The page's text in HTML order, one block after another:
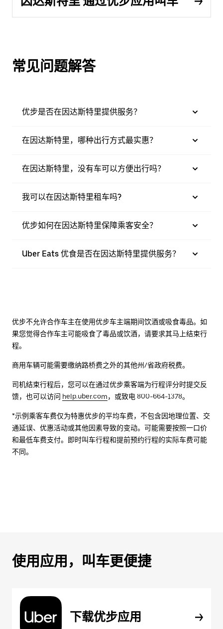
常见问题解答
优步是否在因达斯特里提供服务？
在因达斯特里，哪种出行方式最实惠？
在因达斯特里，没有车可以方便出行吗？
我可以在因达斯特里租车吗?
优步如何在因达斯特里保障乘客安全？
Uber Eats 优食是否在因达斯特里提供服务？
优步不允许合作车主在使用优步车主端期间饮酒或吸食毒品。如
果您觉得合作车主可能吸食了毒品或饮酒，请要求其马上结束行
程。
商用车辆可能需要缴纳路桥费之外的其他州/省政府税费。
司机结束行程后，您可以在通过优步乘客端为行程评分时提交反
馈，也可以访问 help.uber.com，或致电 800-664-1378。
*示例乘客车费仅为特惠优步的平均车费，不包含因地理位置、交
通延误、优惠活动或其他因素导致的变动。可能需要按照一口价
和最低车费支付。即时叫车行程和提前预约行程的实际车费可能
不同。
使用应用，叫车更便捷
下载优步应用